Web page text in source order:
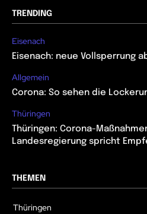
TRENDING
Eisenach
Eisenach: neue Vollsperrung
Allgemein
Corona: So sehen die
Thüringen
Thüringen: Corona-
Landesregierung spricht
THEMEN
Thüringen